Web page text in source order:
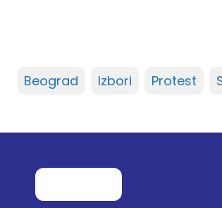
Beograd Izbori Protest